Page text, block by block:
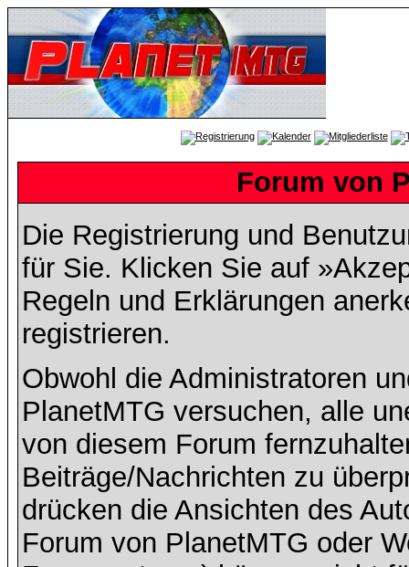
Forum von
Die Registrierung und
für Sie. Klicken Sie auf
Regeln und Erklärungen
registrieren.
Obwohl die Administratoren
PlanetMTG versuchen, alle
von diesem Forum
Beiträge/Nachrichten zu
drücken die Ansichten des
Forum von PlanetMTG oder